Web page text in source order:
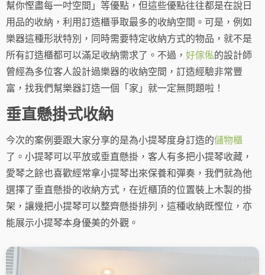
幫你慳盡每一吋空間」等優點，但這些優點往往都是在說日
用品的收納，利用訂造櫃爭取最多的收納空間。可是，例如
樂器這種形狀特別，同時需要特定收納方式的物品，就不是
所有訂造櫃都可以滿足收納需求了。不過， 好傢俬的設計師
曾經為多位客人設計過樂器的收納空間，訂造經驗非常豐
富，找我們幫樂器訂造一個「家」就一定無問題啦！
垂直懸掛式收納
今次的案例要跟大家分享的是為小提琴度身訂造的儲物櫃
了。小提琴可以平放或垂直懸掛，客人有多把小提琴收藏，
愛琴之餘也喜歡經常拿小提琴出來保養和彈奏，我們就為他
選擇了垂直懸掛的收納方式，在近櫃頂的位置裝上木製的掛
架，讓幾把小提琴可以整齊懸掛排列，這種收納既慳位，亦
能展示小提琴本身優美的外觀。